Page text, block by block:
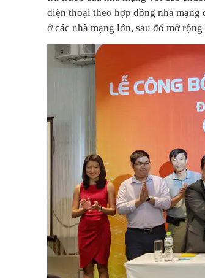
điện thoại theo hợp đồng nhà
ở các nhà mạng lớn, sau đó mở